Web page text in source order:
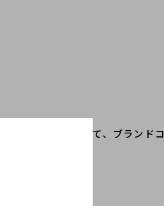
ポンの"中古"」にて、ブランドコ